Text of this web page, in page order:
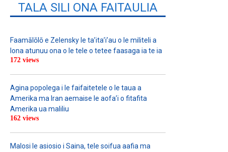
TALA SILI ONA FAITAULIA
Faamālōlō e Zelensky le ta’ita’i’au o le militeli a
lona atunuu ona o le tele o tetee faasaga ia te ia
172 views
Agina popolega i le faifaitetele o le taua a
Amerika ma Iran aemaise le aofa’i o fitafita
Amerika ua maliliu
162 views
Malosi le asiosio i Saina, tele soifua aafia ma